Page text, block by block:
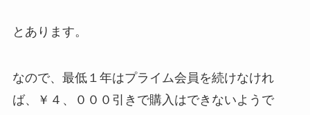
とあります。
なので、最低１年はプライム会員を続けなけれ
ば、￥４、０００引きで購入はできないようで